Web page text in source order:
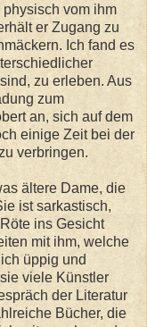
vom ihm
er Zugang zu
Ich fand es
zu erleben. Aus
zum
an, sich auf dem
einige Zeit bei der
verbringen.
ältere Dame, die
ist sarkastisch,
ins Gesicht
mit ihm, welche
üppig und
viele Künstler
der Literatur
Bücher, die